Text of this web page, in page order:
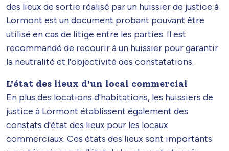
des lieux de sortie réalisé par un huissier de justice à
Lormont est un document probant pouvant être
utilisé en cas de litige entre les parties. Il est
recommandé de recourir à un huissier pour garantir
la neutralité et l'objectivité des constatations.
L'état des lieux d'un local commercial
En plus des locations d'habitations, les huissiers de
justice à Lormont établissent également des
constats d'état des lieux pour les locaux
commerciaux. Ces états des lieux sont importants